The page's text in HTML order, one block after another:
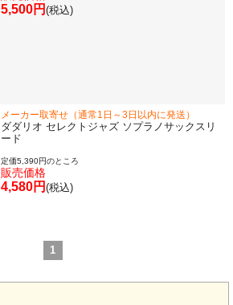
5,500円 (税込)
メーカー取寄せ（通常1日～3日以内に発送）
ダダリオ セレクトジャズ ソプラノサックスリ
ード
定価5,390円のところ
販売価格
4,580円 (税込)
1